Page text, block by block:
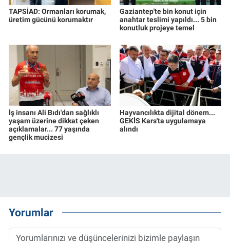
TAPSİAD: Ormanları korumak,
üretim gücünü korumaktır
Gaziantep'te bin konut için
anahtar teslimi yapıldı... 5 bin
konutluk projeye temel
İş insanı Ali Bıdı'dan sağlıklı
yaşam üzerine dikkat çeken
açıklamalar... 77 yaşında
gençlik mucizesi
Hayvancılıkta dijital dönem...
GEKİS Kars'ta uygulamaya
alındı
Yorumlar